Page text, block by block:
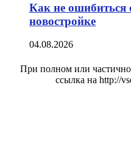
Как не ошибиться
новостройке
04.08.2026
При полном или
ссылка на http://